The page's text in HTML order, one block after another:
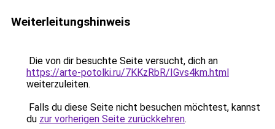
Weiterleitungshinweis
Die von dir besuchte Seite versucht, dich an
https://arte-potolki.ru/7KKzRbR/IGvs4km.html
weiterzuleiten.
Falls du diese Seite nicht besuchen möchtest, kannst
du zur vorherigen Seite zurückkehren.